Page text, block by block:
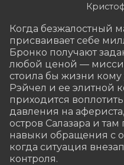
Когда безжалостный
присваивает себе
Бронко получают
любой ценой —
стоила бы жизни кому
Рэйчел и ее элитной
приходится
давления на
остров Салазара и
навыки обращения с
когда ситуация
контроля.